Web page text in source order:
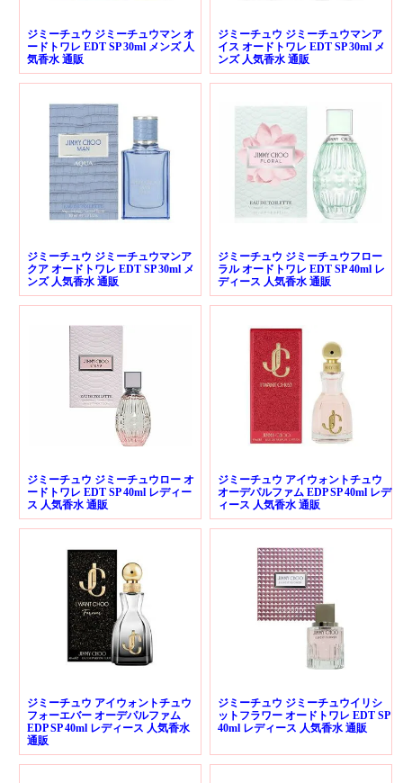
ジミーチュウ ジミーチュウマン オ
ードトワレ EDT SP 30ml メンズ 人
気香水 通販
ジミーチュウ ジミーチュウマンア
イス オードトワレ EDT SP 30ml メ
ンズ 人気香水 通販
ジミーチュウ ジミーチュウマンア
クア オードトワレ EDT SP 30ml メ
ンズ 人気香水 通販
ジミーチュウ ジミーチュウフロー
ラル オードトワレ EDT SP 40ml レ
ディース 人気香水 通販
ジミーチュウ ジミーチュウロー オ
ードトワレ EDT SP 40ml レディー
ス 人気香水 通販
ジミーチュウ アイウォントチュウ
オーデパルファム EDP SP 40ml レデ
ィース 人気香水 通販
ジミーチュウ アイウォントチュウ
フォーエバー オーデパルファム
EDP SP 40ml レディース 人気香水
通販
ジミーチュウ ジミーチュウイリシ
ットフラワー オードトワレ EDT SP
40ml レディース 人気香水 通販